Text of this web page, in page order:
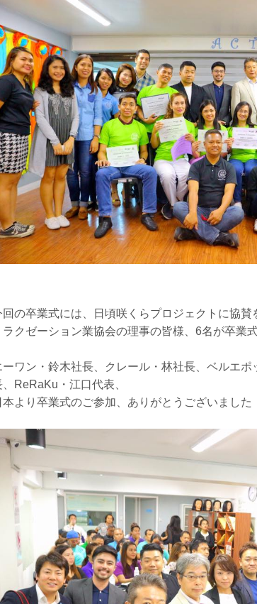
回の卒業式には、日頃咲くらプロジェクトに協賛
ラクゼーション業協会の理事の皆様、6名が卒業
ーワン・鈴木社長、クレール・林社長、ベルエ
、ReRaKu・江口代表、
本より卒業式のご参加、ありがとうございました